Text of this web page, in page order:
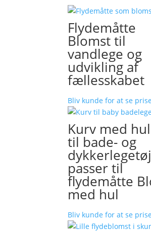
Flydemåtte
Blomst til
vandlege og
udvikling af
fællesskabet
Bliv kunde for at se
Kurv med
til bade- og
passer til
flydemåtte
med hul
Bliv kunde for at se